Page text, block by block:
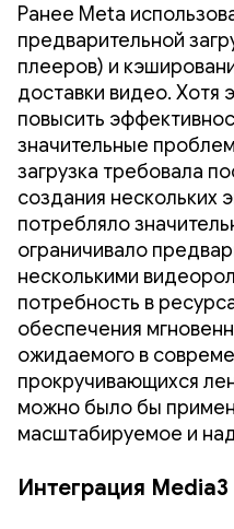
Ранее Meta
предварительной
плееров) и
доставки видео. Хотя
повысить
значительные
загрузка требовала
создания нескольких
потребляло
ограничивало
несколькими
потребность в
обеспечения
ожидаемого в
прокручивающихся
можно было бы
масштабируемое и
Интеграция